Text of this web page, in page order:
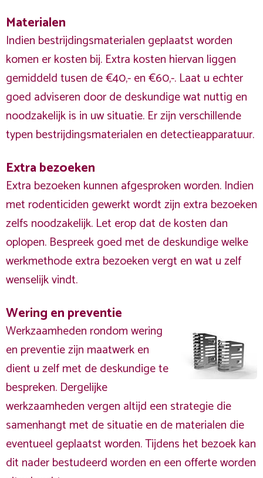
Materialen
Indien bestrijdingsmaterialen geplaatst worden
komen er kosten bij. Extra kosten hiervan liggen
gemiddeld tusen de €40,- en €60,-. Laat u echter
goed adviseren door de deskundige wat nuttig en
noodzakelijk is in uw situatie. Er zijn verschillende
typen bestrijdingsmaterialen en detectieapparatuur.
Extra bezoeken
Extra bezoeken kunnen afgesproken worden. Indien
met rodenticiden gewerkt wordt zijn extra bezoeken
zelfs noodzakelijk. Let erop dat de kosten dan
oplopen. Bespreek goed met de deskundige welke
werkmethode extra bezoeken vergt en wat u zelf
wenselijk vindt.
Wering en preventie
Werkzaamheden rondom wering
en preventie zijn maatwerk en
dient u zelf met de deskundige te
bespreken. Dergelijke
werkzaamheden vergen altijd een strategie die
samenhangt met de situatie en de materialen die
eventueel geplaatst worden. Tijdens het bezoek kan
dit nader bestudeerd worden en een offerte worden